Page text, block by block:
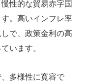
性的な貿易赤字国
。高いインフレ率
で、政策金利の高
います。
多様性に寛容で